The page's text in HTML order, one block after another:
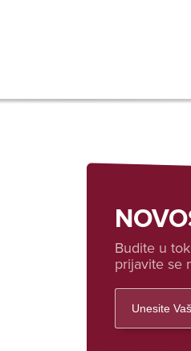
Budite u
prijavite se